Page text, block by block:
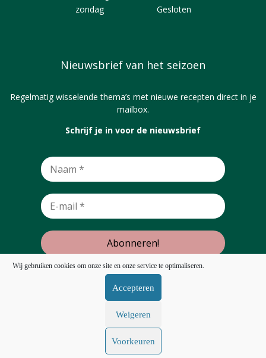
Wij gebruiken cookies om onze site en onze service te optimaliseren.
Accepteren
Weigeren
Voorkeuren
zondag
Gesloten
Nieuwsbrief van het seizoen
Regelmatig wisselende thema’s met nieuwe recepten direct in je
mailbox.
Schrijf je in voor de nieuwsbrief
Terug omhoog
Volg ons:
© Biowinkel Gouda 2026 | privacy statement